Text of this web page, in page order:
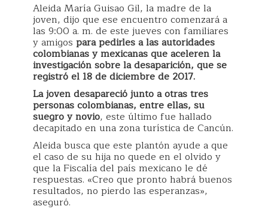
Aleida María Guisao Gil, la madre de la
joven, dijo que ese encuentro comenzará a
las 9:00 a. m. de este jueves con familiares
y amigos para pedirles a las autoridades
colombianas y mexicanas que aceleren la
investigación sobre la desaparición, que se
registró el 18 de diciembre de 2017.
La joven desapareció junto a otras tres
personas colombianas, entre ellas, su
suegro y novio, este último fue hallado
decapitado en una zona turística de Cancún.
Aleida busca que este plantón ayude a que
el caso de su hija no quede en el olvido y
que la Fiscalía del país mexicano le dé
respuestas. «Creo que pronto habrá buenos
resultados, no pierdo las esperanzas»,
aseguró.